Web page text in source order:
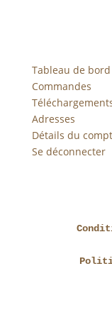
Tableau de bord
Commandes
Adresses
Détails du
Se déconnecter